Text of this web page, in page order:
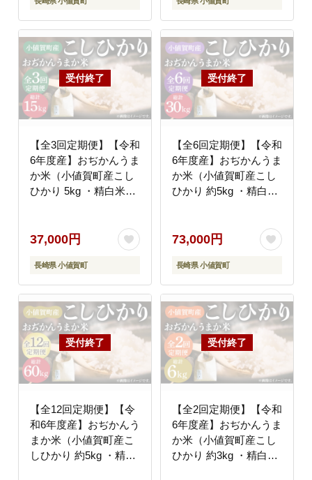
【全3回定期便】【令和
6年度産】おぢかんうま
か米（小値賀町産こし
ひかり 5kg ・精白米）
米 ご飯 精米 お弁当 常
37,000円
長崎県 小値賀町
【全6回定期便】【令和
6年度産】おぢかんうま
か米（小値賀町産こし
ひかり 約5kg ・精白
白米 ご飯 精米 お弁当
73,000円
長崎県 小値賀町
【全12回定期便】【令
和6年度産】おぢかんう
まか米（小値賀町産こ
しひかり 約5kg ・精白
【全2回定期便】【令和
6年度産】おぢかんうま
か米（小値賀町産こし
ひかり 約3kg ・精白